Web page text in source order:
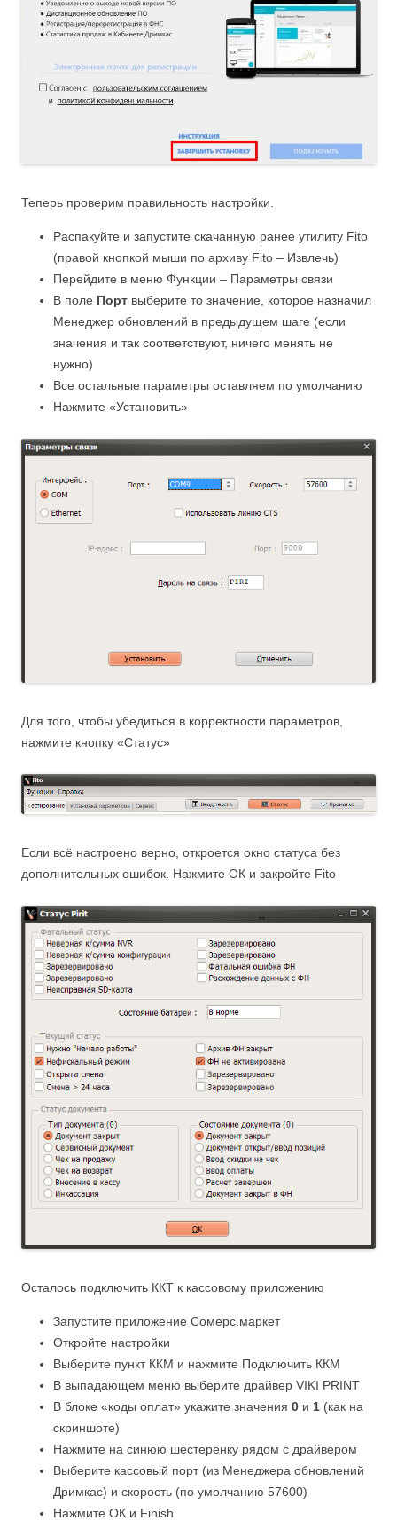
Теперь проверим правильность настройки.
Распакуйте и запустите скачанную ранее утилиту Fito
(правой кнопкой мыши по архиву Fito – Извлечь)
Перейдите в меню Функции – Параметры связи
В поле Порт выберите то значение, которое назначил
Менеджер обновлений в предыдущем шаге (если
значения и так соответствуют, ничего менять не
нужно)
Все остальные параметры оставляем по умолчанию
Нажмите «Установить»
Для того, чтобы убедиться в корректности параметров,
нажмите кнопку «Статус»
Если всё настроено верно, откроется окно статуса без
дополнительных ошибок. Нажмите ОК и закройте Fito
Осталось подключить ККТ к кассовому приложению
Запустите приложение Сомерс.маркет
Откройте настройки
Выберите пункт ККМ и нажмите Подключить ККМ
В выпадающем меню выберите драйвер VIKI PRINT
В блоке «коды оплат» укажите значения 0 и 1 (как на
скриншоте)
Нажмите на синюю шестерёнку рядом с драйвером
Выберите кассовый порт (из Менеджера обновлений
Дримкас) и скорость (по умолчанию 57600)
Нажмите ОК и Finish